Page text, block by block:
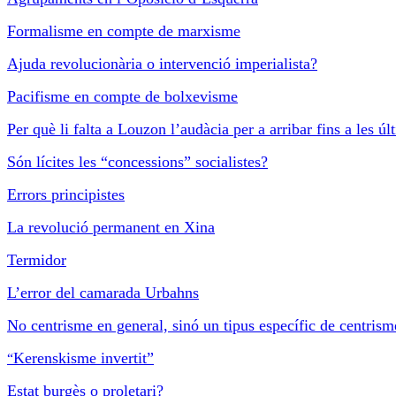
Formalisme en compte de marxisme
Ajuda revolucionària o intervenció imperialista?
Pacifisme en compte de bolxevisme
Per què li falta a Louzon l’audàcia per a arribar fins a les
Són lícites les “concessions” socialistes?
Errors principistes
La revolució permanent en Xina
Termidor
L’error del camarada Urbahns
No centrisme en general, sinó un tipus específic de
“Kerenskisme invertit”
Estat burgès o proletari?